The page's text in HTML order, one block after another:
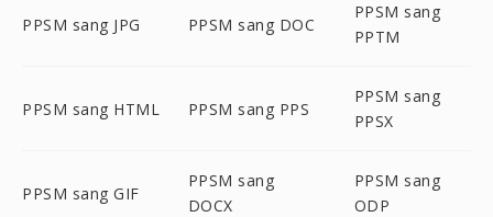
PPSM sang JPG PPSM sang DOC
PPSM sang
PPTM
PPSM sang HTML PPSM sang PPS
PPSM sang
PPSX
PPSM sang GIF
PPSM sang
DOCX
PPSM sang
ODP